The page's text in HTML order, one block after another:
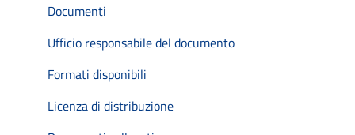
Documenti
Ufficio responsabile del documento
Formati disponibili
Licenza di distribuzione